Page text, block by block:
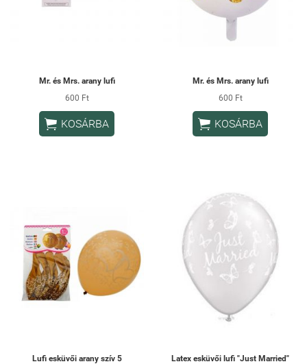
Mr. és Mrs. arany lufi
600 Ft
 KOSÁRBA
Mr. és Mrs. arany lufi
600 Ft
 KOSÁRBA
Lufi esküvői arany szív 5
Latex esküvői lufi "Just Married"